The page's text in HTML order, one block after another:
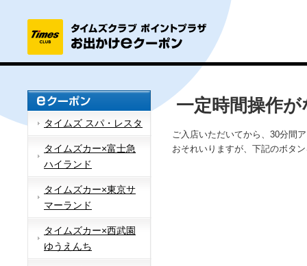
タイムズ スパ・レスタ
タイムズカー×富士急
ハイランド
タイムズカー×東京サ
マーランド
タイムズカー×西武園
ゆうえんち
一定時間操作
ご入店いただいてから、30分間
おそれいりますが、下記のボタ